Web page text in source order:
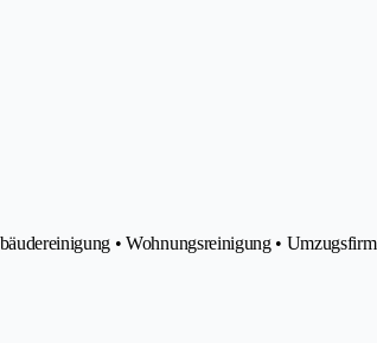
• Wohnungsreinigung •